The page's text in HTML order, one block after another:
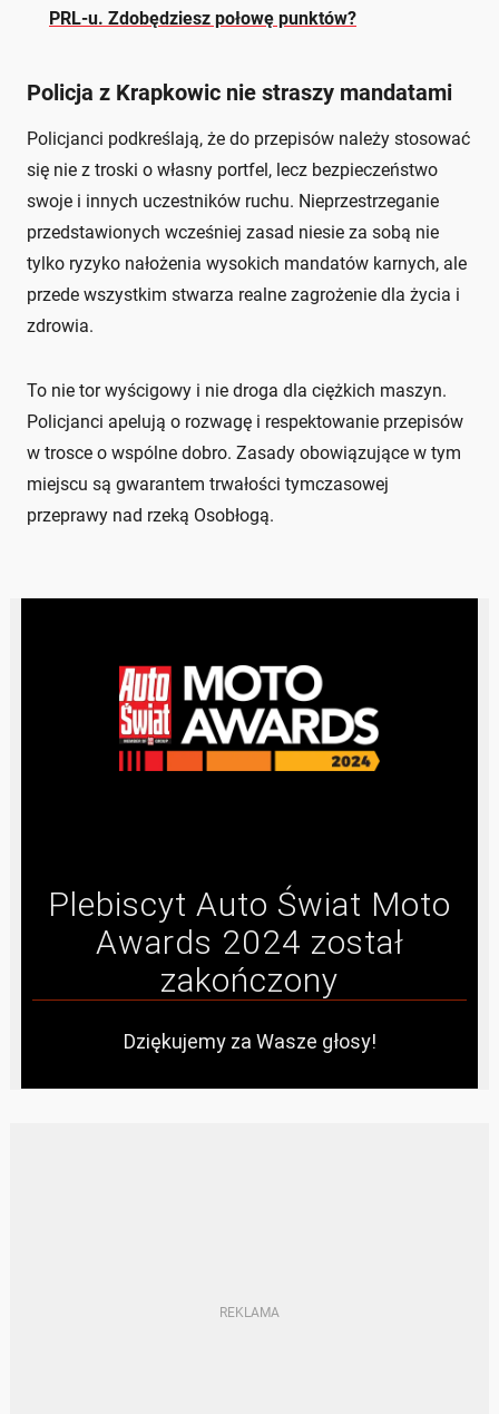
PRL-u. Zdobędziesz połowę punktów?
Policja z Krapkowic nie straszy mandatami
Policjanci podkreślają, że do przepisów należy stosować
się nie z troski o własny portfel, lecz bezpieczeństwo
swoje i innych uczestników ruchu. Nieprzestrzeganie
przedstawionych wcześniej zasad niesie za sobą nie
tylko ryzyko nałożenia wysokich mandatów karnych, ale
przede wszystkim stwarza realne zagrożenie dla życia i
zdrowia.
To nie tor wyścigowy i nie droga dla ciężkich maszyn.
Policjanci apelują o rozwagę i respektowanie przepisów
w trosce o wspólne dobro. Zasady obowiązujące w tym
miejscu są gwarantem trwałości tymczasowej
przeprawy nad rzeką Osobłogą.